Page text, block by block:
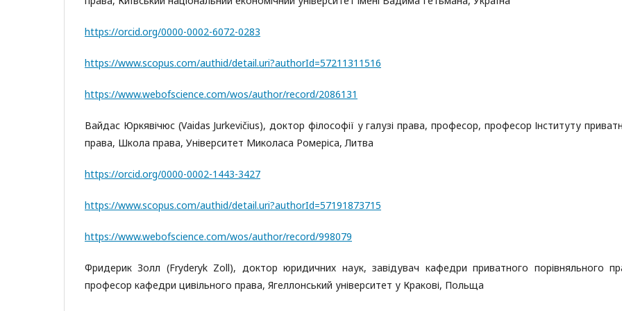
https://orcid.org/0000-0002-6072-0283
https://www.scopus.com/authid/detail.uri?authorId=57211311516
https://www.webofscience.com/wos/author/record/2086131
Вайдас Юркявічюс (Vaidas Jurkevičius), доктор філософії у галузі права, професор, професор Інституту
права, Школа права, Університет Миколаса Ромеріса, Литва
https://orcid.org/0000-0002-1443-3427
https://www.scopus.com/authid/detail.uri?authorId=57191873715
https://www.webofscience.com/wos/author/record/998079
Фридерик Золл (Fryderyk Zoll), доктор юридичних наук, завідувач кафедри приватного порівняльного
професор кафедри цивільного права, Ягеллонський університет у Кракові, Польща